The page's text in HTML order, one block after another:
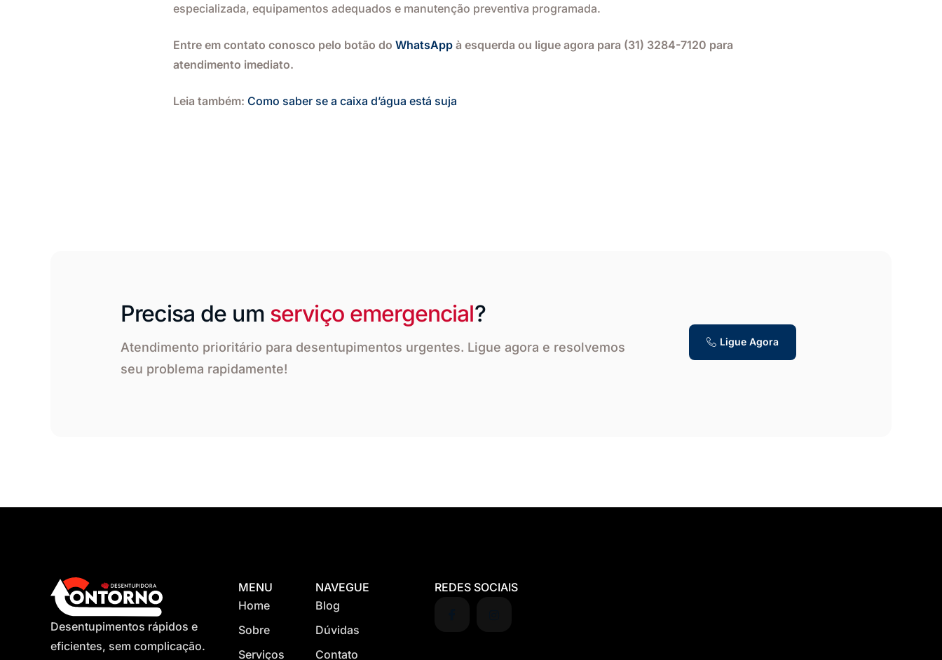
especializada, equipamentos adequados e manutenção preventiva programada.
Entre em contato conosco pelo botão do WhatsApp à esquerda ou ligue agora para (31) 3284-7120 para
atendimento imediato.
Leia também: Como saber se a caixa d’água está suja
Precisa de um serviço emergencial?
Atendimento prioritário para desentupimentos urgentes. Ligue agora e resolvemos
seu problema rapidamente!
Ligue Agora
Desentupimentos rápidos e
eficientes, sem complicação.
MENU
Home
Sobre
Serviços
NAVEGUE
Blog
Dúvidas
Contato
REDES SOCIAIS